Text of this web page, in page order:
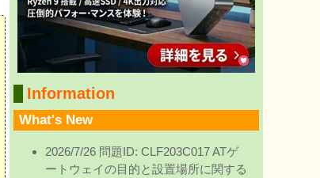
Information
What's New
2026/7/26 問題ID: CLF203C017 ATゲ
ートウェイの目的と設置場所に関する